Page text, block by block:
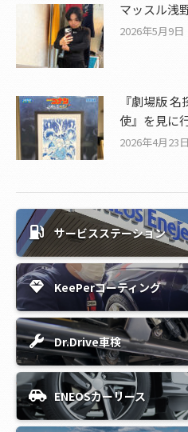
マッスル浅
2026年5月9日
『劇場版
使』を見に
2026年4月23日
サービスステーション
KeePerコーティング
Dr.Drive車検
ENEOSカーリース